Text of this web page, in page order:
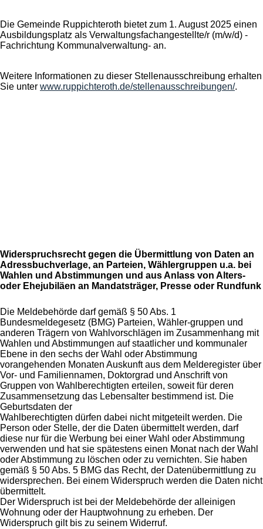
Die Gemeinde Ruppichteroth bietet zum 1. August 2025 einen
Ausbildungsplatz als Verwaltungsfachangestellte/r (m/w/d) -
Fachrichtung Kommunalverwaltung- an.
Weitere Informationen zu dieser Stellenausschreibung erhalten
Sie unter www.ruppichteroth.de/stellenausschreibungen/.
Widerspruchsrecht gegen die Übermittlung von Daten an
Adressbuchverlage, an Parteien, Wählergruppen u.a. bei
Wahlen und Abstimmungen und aus Anlass von Alters-
oder Ehejubiläen an Mandatsträger, Presse oder Rundfunk
Die Meldebehörde darf gemäß § 50 Abs. 1
Bundesmeldegesetz (BMG) Parteien, Wähler-gruppen und
anderen Trägern von Wahlvorschlägen im Zusammenhang mit
Wahlen und Abstimmungen auf staatlicher und kommunaler
Ebene in den sechs der Wahl oder Abstimmung
vorangehenden Monaten Auskunft aus dem Melderegister über
Vor- und Familiennamen, Doktorgrad und Anschrift von
Gruppen von Wahlberechtigten erteilen, soweit für deren
Zusammensetzung das Lebensalter bestimmend ist. Die
Geburtsdaten der
Wahlberechtigten dürfen dabei nicht mitgeteilt werden. Die
Person oder Stelle, der die Daten übermittelt werden, darf
diese nur für die Werbung bei einer Wahl oder Abstimmung
verwenden und hat sie spätestens einen Monat nach der Wahl
oder Abstimmung zu löschen oder zu vernichten. Sie haben
gemäß § 50 Abs. 5 BMG das Recht, der Datenübermittlung zu
widersprechen. Bei einem Widerspruch werden die Daten nicht
übermittelt.
Der Widerspruch ist bei der Meldebehörde der alleinigen
Wohnung oder der Hauptwohnung zu erheben. Der
Widerspruch gilt bis zu seinem Widerruf.